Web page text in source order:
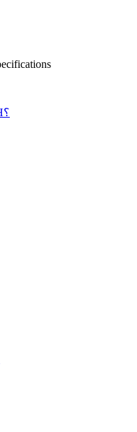
كيفية إطالة عمر العمل للمطرقة DTH؟